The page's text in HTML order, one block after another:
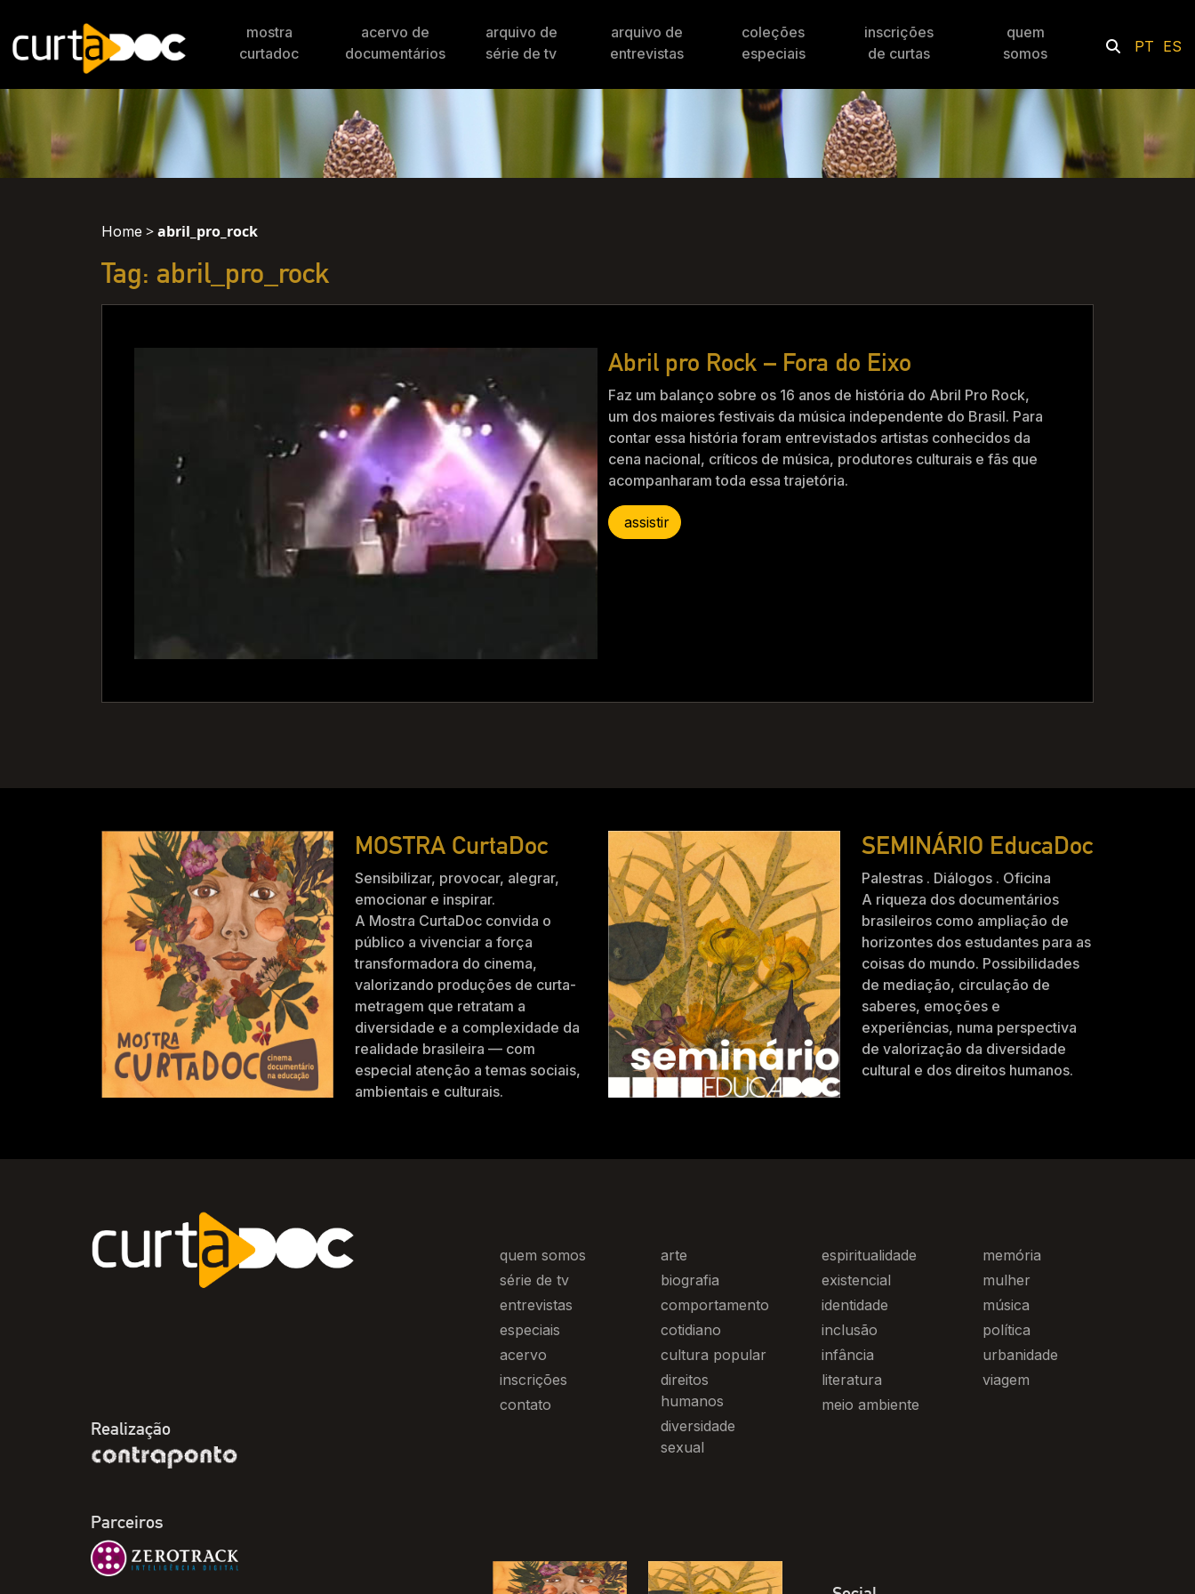
mostra
curtadoc
acervo de
documentários
arquivo de
série de tv
arquivo de
entrevistas
coleções
especiais
inscrições
de curtas
quem
somos
PT ES
Home >abril_pro_rock
Tag: abril_pro_rock
Abril pro Rock – Fora do Eixo
Faz um balanço sobre os 16 anos de história do Abril Pro Rock,
um dos maiores festivais da música independente do Brasil. Para
contar essa história foram entrevistados artistas conhecidos da
cena nacional, críticos de música, produtores culturais e fãs que
acompanharam toda essa trajetória.
assistir
MOSTRA CurtaDoc
Sensibilizar, provocar, alegrar,
emocionar e inspirar.
A Mostra CurtaDoc convida o
público a vivenciar a força
transformadora do cinema,
valorizando produções de curta-
metragem que retratam a
diversidade e a complexidade da
realidade brasileira — com
especial atenção a temas sociais,
ambientais e culturais.
SEMINÁRIO EducaDoc
Palestras . Diálogos . Oficina
A riqueza dos documentários
brasileiros como ampliação de
horizontes dos estudantes para as
coisas do mundo. Possibilidades
de mediação, circulação de
saberes, emoções e
experiências, numa perspectiva
de valorização da diversidade
cultural e dos direitos humanos.
Realização
Parceiros
quem somos
série de tv
entrevistas
especiais
acervo
inscrições
contato
arte
biografia
comportamento
cotidiano
cultura popular
direitos
humanos
diversidade
sexual
espiritualidade
existencial
identidade
inclusão
infância
literatura
meio ambiente
memória
mulher
música
política
urbanidade
viagem